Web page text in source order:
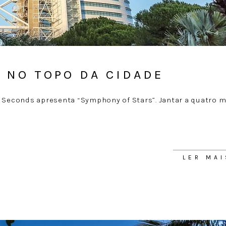
TOPO DA CIDADE
apresenta “Symphony of Stars”. Jantar a quatro
LER